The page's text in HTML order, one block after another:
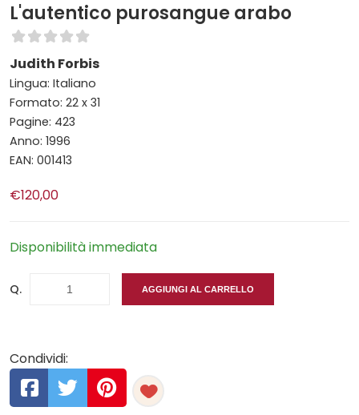
L'autentico purosangue arabo
Judith Forbis
Lingua: Italiano
Formato: 22 x 31
Pagine: 423
Anno: 1996
EAN: 001413
€120,00
Disponibilità immediata
Q. AGGIUNGI AL CARRELLO
Condividi: